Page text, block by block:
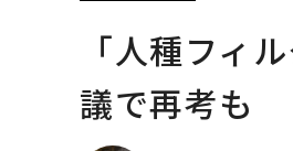
「人種フィ
議で再考も